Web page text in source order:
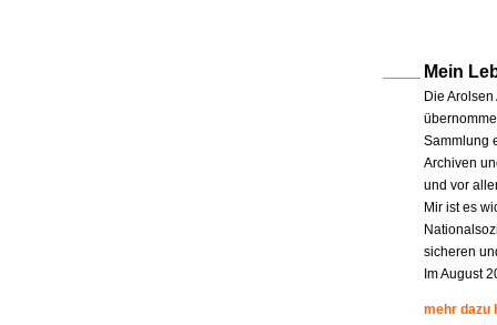
Mein
Die
Sammlung
Archiven
und vor
Mir ist es
sicheren
Im August
mehr dazu